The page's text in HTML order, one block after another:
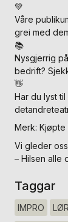
💚
Våre
grei med
📚
Nysgjerrig
bedrift?
👋
Har du lyst
Merk:
Vi gleder
– Hilsen alle
Taggar
IMPRO